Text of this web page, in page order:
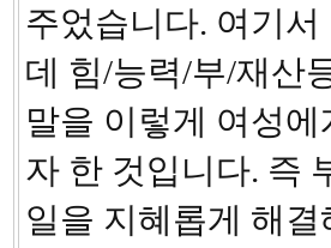
주었습니다. 여기
데 힘/능력/부/재산
말을 이렇게 여성
자 한 것입니다. 즉
일을 지혜롭게 해